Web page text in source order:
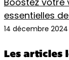
essentielles
14 décembre 2024
Les articles